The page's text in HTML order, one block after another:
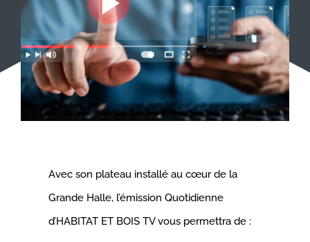
Avec son plateau installé au cœur de la
Grande Halle, l’émission Quotidienne
d’HABITAT ET BOIS TV vous permettra de :